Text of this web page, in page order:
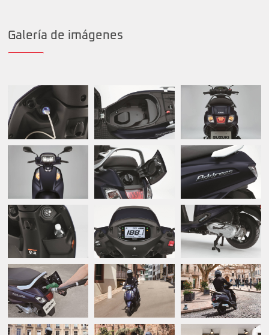
Galería de imágenes